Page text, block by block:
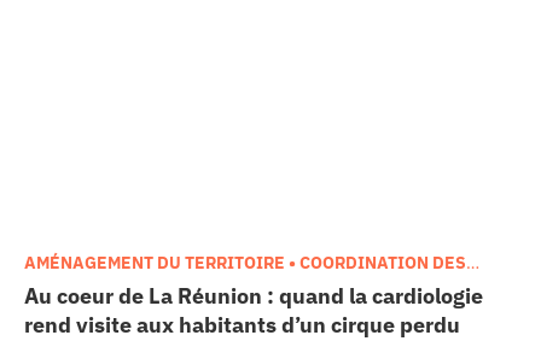
Au coeur de La Réunion : quand la cardiologie
rend visite aux habitants d’un cirque perdu
AMÉNAGEMENT DU TERRITOIRE • COORDINATION DES
SOINS
CARDIOLOGIE • PNEUMOLOGIE , CHU MÉDIA